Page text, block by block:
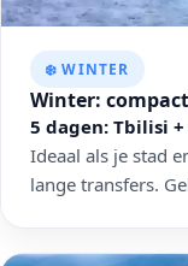
❄️ WINTER
Winter:
5 dagen: Tbilisi
Ideaal als je stad
lange transfers.